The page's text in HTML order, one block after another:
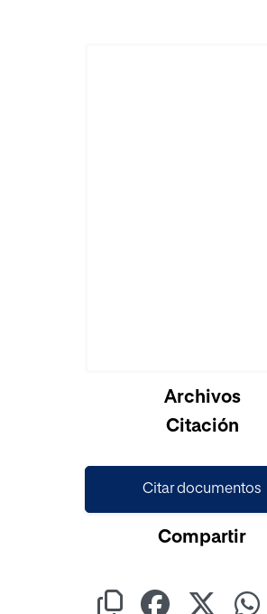
Archivos
Citación
Citar documentos
Compartir